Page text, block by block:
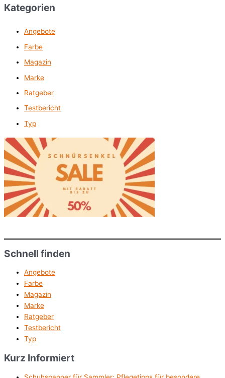
Kategorien
Angebote
Farbe
Magazin
Marke
Ratgeber
Testbericht
Typ
Schnell finden
Angebote
Farbe
Magazin
Marke
Ratgeber
Testbericht
Typ
Kurz Informiert